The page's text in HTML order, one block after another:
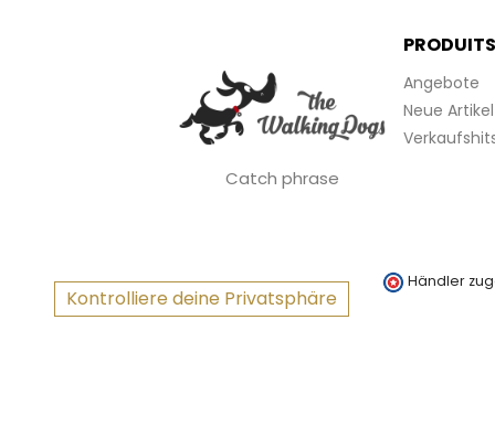
Catch phrase
PRODUITS
Angebote
Neue Artikel
Kontrolliere deine Privatsphäre
Händler